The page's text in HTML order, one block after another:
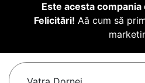
Este acesta
Felicitări! Aă cum să